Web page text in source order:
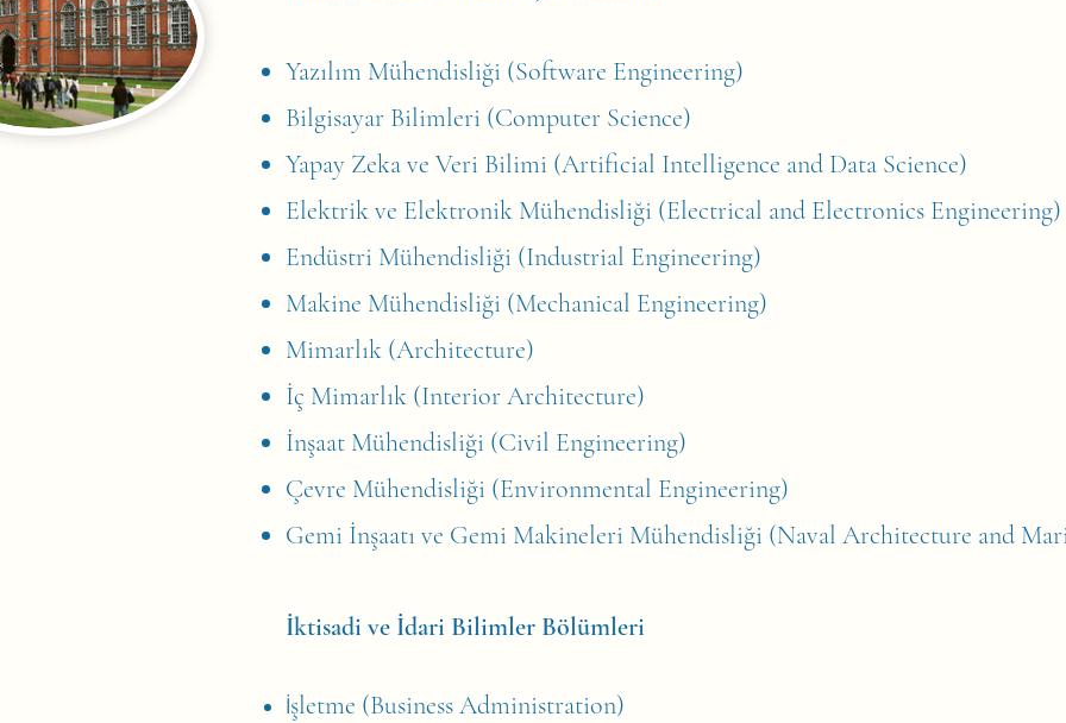
Yazılım Mühendisliği (Software Engineering)
Bilgisayar Bilimleri (Computer Science)
Yapay Zeka ve Veri Bilimi (Artificial Intelligence and Data Science)
Elektrik ve Elektronik Mühendisliği (Electrical and Electronics Engineering)
Endüstri Mühendisliği (Industrial Engineering)
Makine Mühendisliği (Mechanical Engineering)
Mimarlık (Architecture)
İç Mimarlık (Interior Architecture)
İnşaat Mühendisliği (Civil Engineering)
Çevre Mühendisliği (Environmental Engineering)
Gemi İnşaatı ve Gemi Makineleri Mühendisliği (Naval Architecture and
İktisadi ve İdari Bilimler Bölümleri
İşletme (Business Administration)